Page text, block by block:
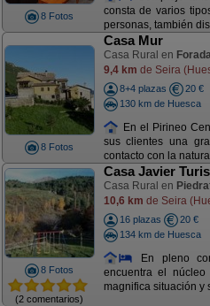
8 Fotos
consta de varios
personas, también
8 Fotos
Casa Mur
Casa Rural en
9,4 km de Seira
8+4 plazas
20 €
130 km de Huesca
En el Pirineo
sus clientes una
contacto con la
8 Fotos
(2 comentarios)
Casa Javier
Casa Rural en
10,6 km de Seira
16 plazas
20 €
134 km de Huesca
En pleno
encuentra el
magnifica situación y